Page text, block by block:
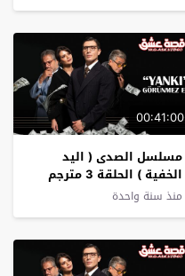
00:41:00
مسلسل الصدى ( اليد
الخفية ) الحلقة 3 مترجم
منذ سنة واحدة